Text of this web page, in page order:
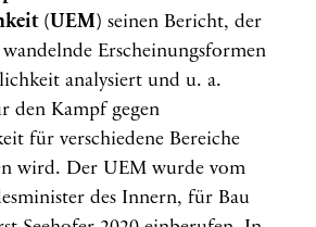
(UEM) seinen Bericht, der
Erscheinungsformen
analysiert und u. a.
den Kampf gegen
für verschiedene Bereiche
wird. Der UEM wurde vom
des Innern, für Bau